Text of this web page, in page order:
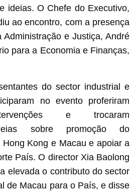
ideias. O Chefe do Executivo,
ao encontro, com a presença
e Justiça, André
para a Economia e Finanças,
do sector industrial e
no evento proferiram
e trocaram
sobre promoção do
Kong e Macau e apoiar a
País. O director Xia Baolong
elevada o contributo do sector
de Macau para o País, e disse